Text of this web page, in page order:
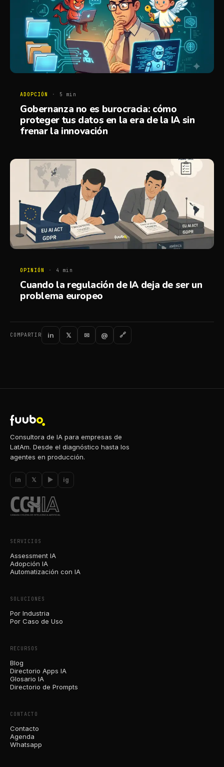
ADOPCIÓN · 5 min
Gobernanza no es burocracia: cómo
proteger tus datos en la era de la IA sin
frenar la innovación
OPINIÓN · 4 min
Cuando la regulación de IA deja de ser un
problema europeo
COMPARTIR in 𝕏 ✉ @ 🔗
Consultora de IA para empresas de
LatAm. Desde el diagnóstico hasta los
agentes en producción.
in 𝕏 ▶ ig
SERVICIOS
Assessment IA
Adopción IA
Automatización con IA
SOLUCIONES
Por Industria
Por Caso de Uso
RECURSOS
Blog
Directorio Apps IA
Glosario IA
Directorio de Prompts
CONTACTO
Contacto
Agenda
Whatsapp